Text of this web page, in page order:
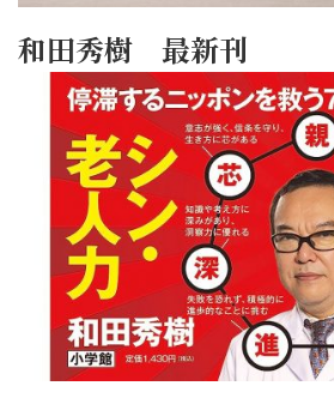
和田秀樹 最新刊